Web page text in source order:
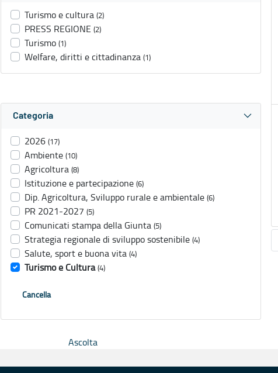
Turismo e cultura (2)
PRESS REGIONE (2)
Turismo (1)
Welfare, diritti e cittadinanza (1)
Categoria
2026 (17)
Ambiente (10)
Agricoltura (8)
Istituzione e partecipazione (6)
Dip. Agricoltura, Sviluppo rurale e ambientale (6)
PR 2021-2027 (5)
Comunicati stampa della Giunta (5)
Strategia regionale di sviluppo sostenibile (4)
Salute, sport e buona vita (4)
Turismo e Cultura (4)
Cancella
Ascolta